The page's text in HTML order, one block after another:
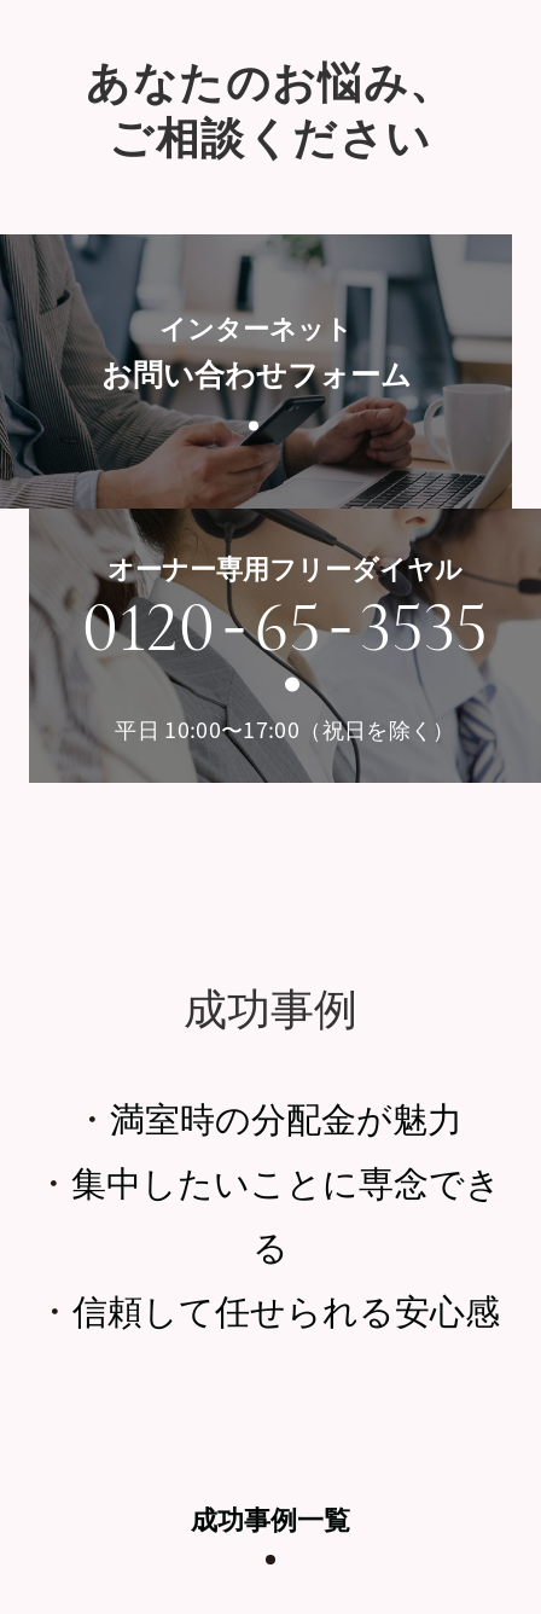
あなたのお悩み、
ご相談ください
インターネット
お問い合わせフォーム
オーナー専用フリーダイヤル
0120-65-3535
平日 10:00〜17:00（祝日を除く）
成功事例
・ 満室時の分配金が魅力
・ 集中したいことに専念でき
る
・ 信頼して任せられる安心感
成功事例一覧